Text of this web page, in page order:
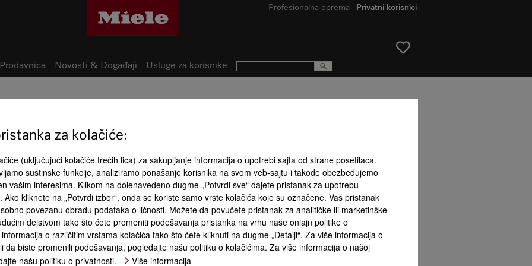
Sistem mlevenja i pripreme
Kafa kompanije Miele –
1
Privatni korisnici
Profesionalna oprema
Prodavnica Novosti & Događaji Usluge za korisnike
za kolačiće:
(uključujući kolačiće trećih lica) za sakupljanje informacija o upotrebi sajta od strane posetilaca.
suštinske funkcije, analiziramo ponašanje korisnika na svom veb-sajtu i takođe obezbeđujemo
vašim interesima. Klikom na dolenavedeno dugme „Potvrdi sve“ dajete pristanak za upotrebu
kliknete na „Potvrdi izbor“, onda se koriste samo vrste kolačića koje su označene. Vaš pristanak
povezanu obradu podataka o ličnosti. Možete da povučete pristanak za analitičke ili marketinške
dejstvom tako što ćete promeniti podešavanja pristanka na vrhu naše onlajn politike o
o različitim vrstama kolačića tako što ćete kliknuti na dugme „Detalji“. Za više informacija o
da biste promenili podešavanja, pogledajte našu politiku o kolačićima. Za više informacija o našoj
našu politiku o privatnosti.
Više informacija